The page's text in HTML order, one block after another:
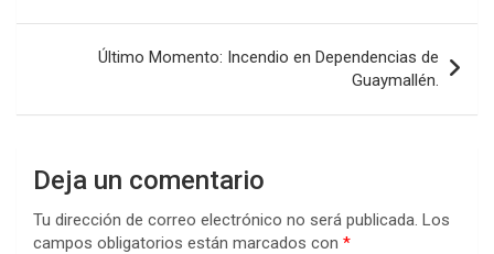
entradas
Último Momento: Incendio en Dependencias de
Guaymallén.
Deja un comentario
Tu dirección de correo electrónico no será publicada. Los
campos obligatorios están marcados con *